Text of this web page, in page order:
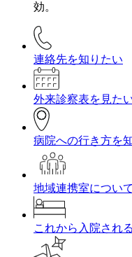
効。
連絡先を知りたい
外来診察表を見た
病院への行き方を
地域連携室について
これから入院され